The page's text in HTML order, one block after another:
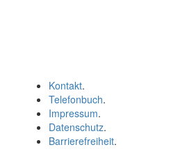
Kontakt.
Telefonbuch.
Impressum.
Datenschutz.
Barrierefreiheit.